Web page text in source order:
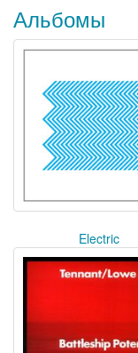
Альбомы
Electric